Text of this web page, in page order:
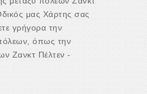
μας Χάρτης σας
γρήγορα την
όπως την
Ζανκτ Πέλτεν -